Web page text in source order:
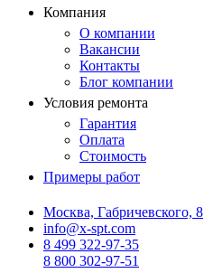
Компания
О компании
Вакансии
Контакты
Блог компании
Условия ремонта
Гарантия
Оплата
Стоимость
Примеры работ
Москва, Габричевского, 8
info@x-spt.com
8 499 322-97-35
8 800 302-97-51